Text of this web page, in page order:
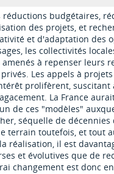
budgétaires,
des projets, et
et d'adaptation des
les collectivités
à repenser leurs
Les appels à
prolifèrent, suscitant
La France
de ces "modèles"
séquelle de
terrain toutefois, et tout
réalisation, il est
et évolutives que de
changement est donc